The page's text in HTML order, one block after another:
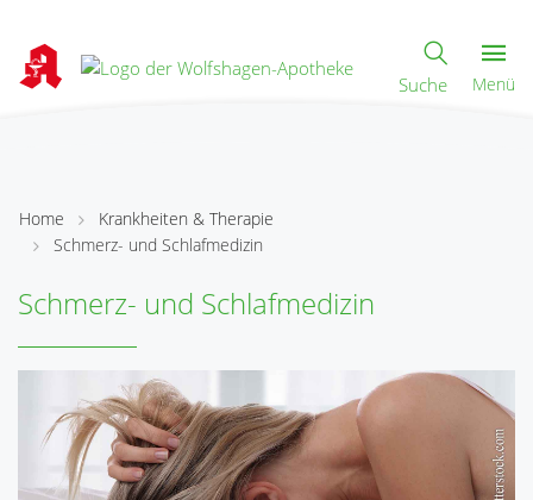
Suche Menü
Home
Krankheiten & Therapie
Schmerz- und Schlafmedizin
Schmerz- und Schlafmedizin